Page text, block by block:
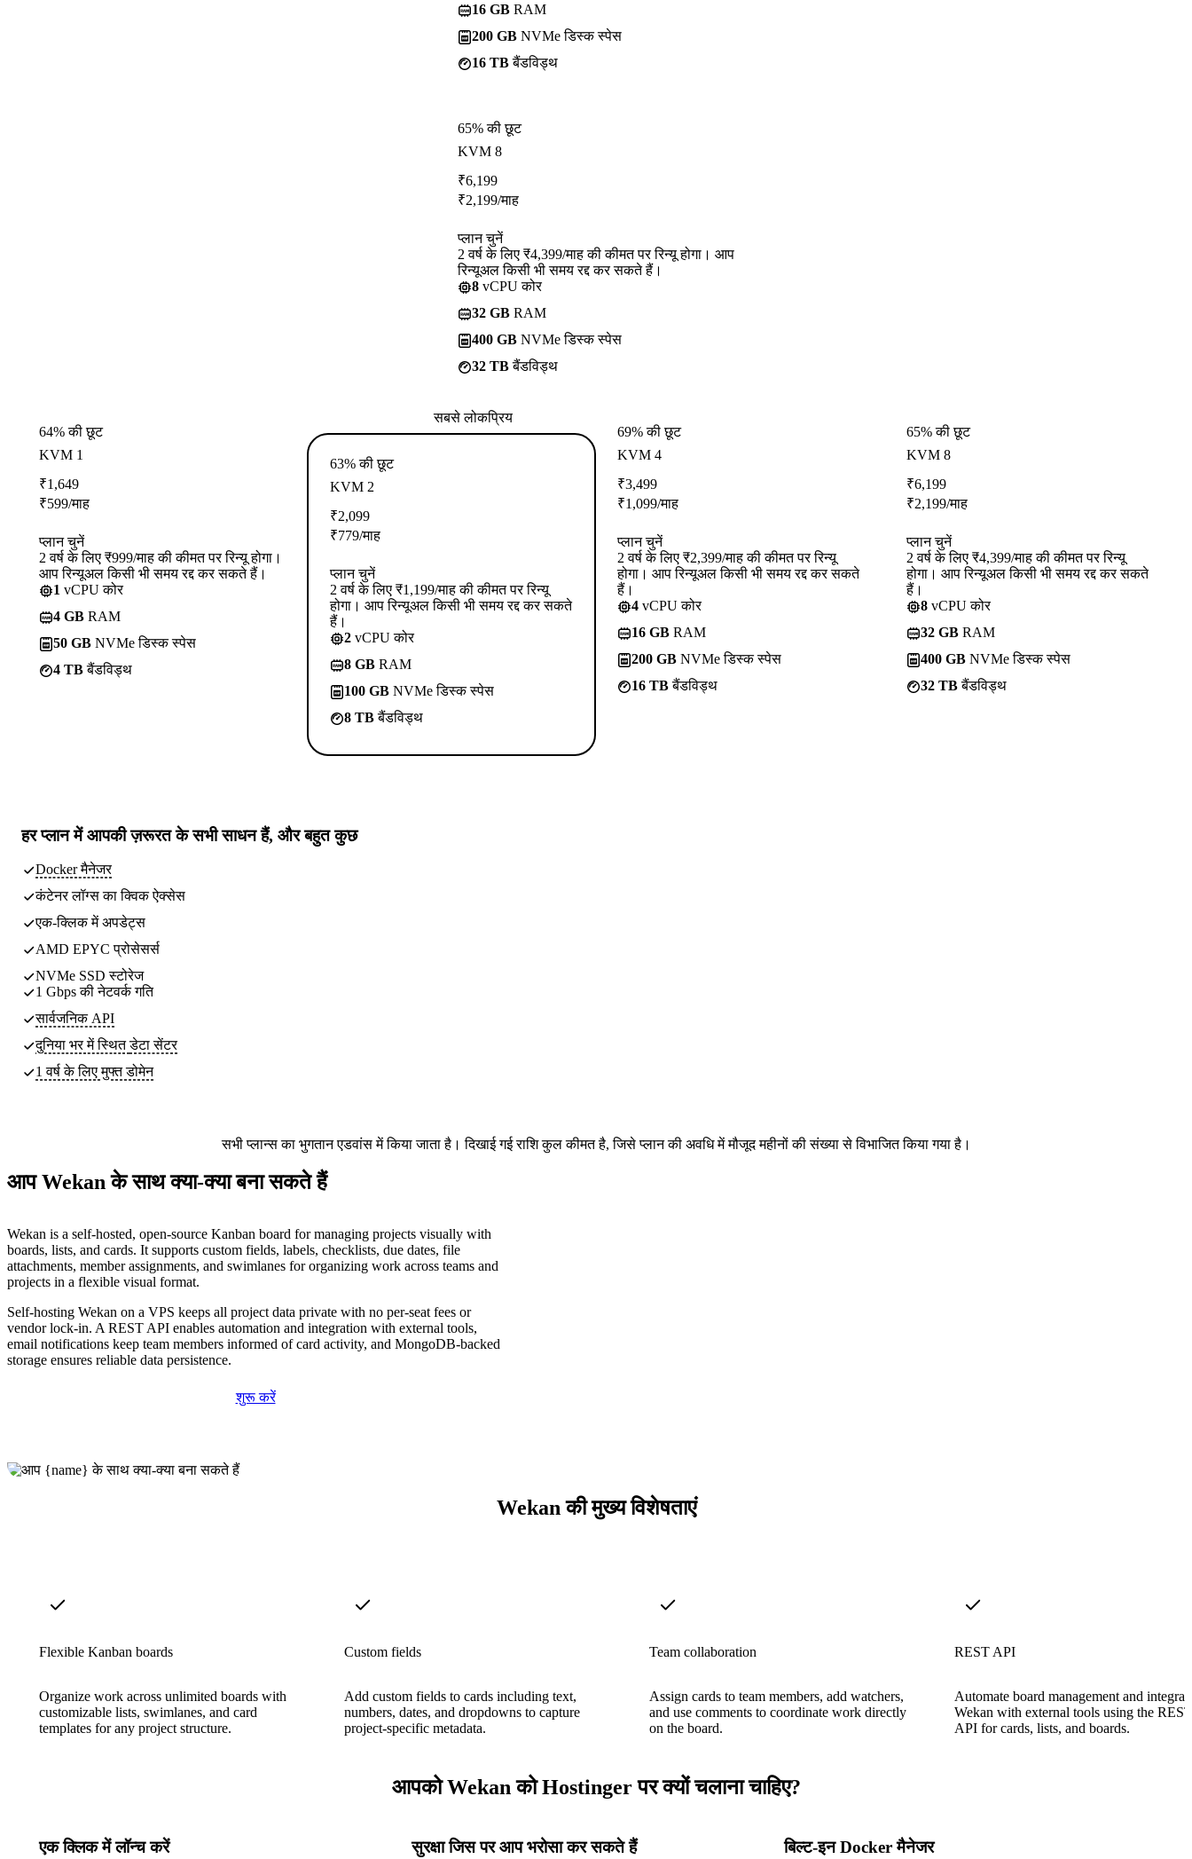
16 GB RAM
200 GB NVMe डिस्क स्पेस
16 TBबैंडविड्थ
65% की छूट
KVM 8
₹6,199
₹2,199/माह
प्लान चुनें
2 वर्ष के लिए ₹4,399/माह की कीमत पर रिन्यू होगा। आप
रिन्यूअल किसी भी समय रद्द कर सकते हैं।
8 vCPU कोर
32 GB RAM
400 GB NVMe डिस्क स्पेस
32 TBबैंडविड्थ
64% की छूट
KVM 1
₹1,649
₹599/माह
प्लान चुनें
2 वर्ष के लिए ₹999/माह की कीमत पर रिन्यू होगा।
आप रिन्यूअल किसी भी समय रद्द कर सकते हैं।
1 vCPU कोर
4 GB RAM
50 GB NVMe डिस्क स्पेस
4 TBबैंडविड्थ
सबसे लोकप्रिय
63% की छूट
KVM 2
₹2,099
₹779/माह
प्लान चुनें
2 वर्ष के लिए ₹1,199/माह की कीमत पर रिन्यू
होगा। आप रिन्यूअल किसी भी समय रद्द कर सकते
हैं।
2 vCPU कोर
8 GB RAM
100 GB NVMe डिस्क स्पेस
8 TBबैंडविड्थ
69% की छूट
KVM 4
₹3,499
₹1,099/माह
प्लान चुनें
2 वर्ष के लिए ₹2,399/माह की कीमत पर रिन्यू
होगा। आप रिन्यूअल किसी भी समय रद्द कर सकते
हैं।
4 vCPU कोर
16 GB RAM
200 GB NVMe डिस्क स्पेस
16 TBबैंडविड्थ
65% की छूट
KVM 8
₹6,199
₹2,199/माह
प्लान चुनें
2 वर्ष के लिए ₹4,399/माह की कीमत पर रिन्यू
होगा। आप रिन्यूअल किसी भी समय रद्द कर सकते
हैं।
8 vCPU कोर
32 GB RAM
400 GB NVMe डिस्क स्पेस
32 TBबैंडविड्थ
हर प्लान मेंआपकी ज़रूरत के सभी साधनहैं, और बहुत कुछ
Docker मैनेजर
कंटेनर लॉग्स का क्विक ऐक्सेस
एक-क्लिक में अपडेट्स
AMD EPYC प्रोसेसर्स
NVMe SSD स्टोरेज
1 Gbps की नेटवर्क गति
सार्वजनिक API
दुनिया भर में स्थितडेटा सेंटर
1 वर्ष के लिए मुफ्त डोमेन
सभी प्लान्स का भुगतान एडवांस में किया जाता है। दिखाई गई राशि कुल कीमत है, जिसे प्लान की अवधि में मौजूद महीनों की संख्या से विभाजित किया गया है।
आप Wekan के साथ क्या-क्या बना सकते हैं
Wekan is a self-hosted, open-source Kanban board for managing projects visually with
boards, lists, and cards. It supports custom fields, labels, checklists, due dates, file
attachments, member assignments, and swimlanes for organizing work across teams and
projects in a flexible visual format.
Self-hosting Wekan on a VPS keeps all project data private with no per-seat fees or
vendor lock-in. A REST API enables automation and integration with external tools,
email notifications keep team members informed of card activity, and MongoDB-backed
storage ensures reliable data persistence.
शुरू करें
Wekan की मुख्य विशेषताएं
Flexible Kanban boards
Organize work across unlimited boards with
customizable lists, swimlanes, and card
templates for any project structure.
Custom fields
Add custom fields to cards including text,
numbers, dates, and dropdowns to capture
project-specific metadata.
Team collaboration
Assign cards to team members, add watchers,
and use comments to coordinate work directly
on the board.
REST API
Automate board management and
Wekan with external tools using the REST
API for cards, lists, and boards.
आपको Wekan को Hostinger पर क्यों चलाना चाहिए?
एक क्लिक में लॉन्च करें सुरक्षा जिस पर आप भरोसा कर सकते हैं बिल्ट-इन Docker मैनेजर